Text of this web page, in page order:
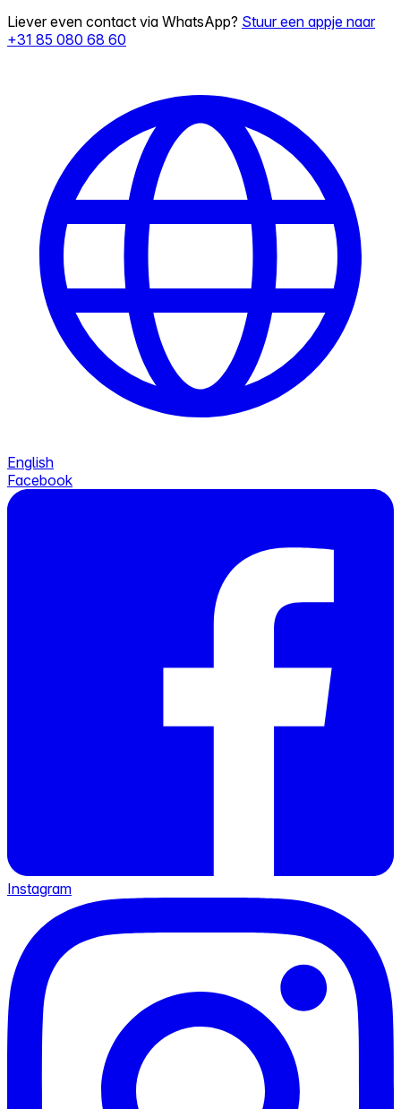
Liever even contact via WhatsApp? Stuur een appje naar
+31 85 080 68 60
English
Facebook
Instagram